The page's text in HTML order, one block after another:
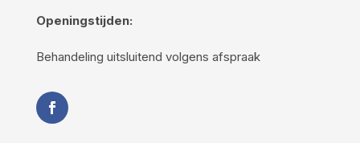
Openingstijden:
Behandeling uitsluitend volgens afspraak